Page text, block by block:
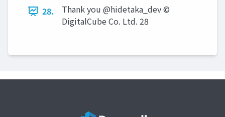
28.
Thank you @hidetaka_dev ©
DigitalCube Co. Ltd. 28